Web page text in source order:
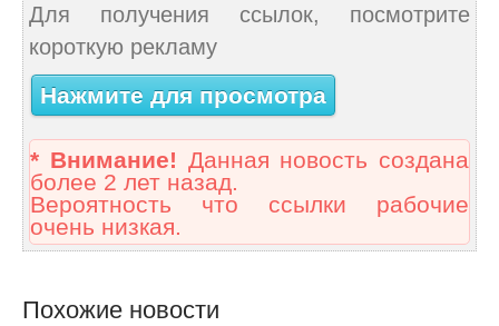
Для получения ссылок, посмотрите
короткую рекламу
Нажмите для просмотра
* Внимание! Данная новость создана
более 2 лет назад.
Вероятность что ссылки рабочие
очень низкая.
Похожие новости